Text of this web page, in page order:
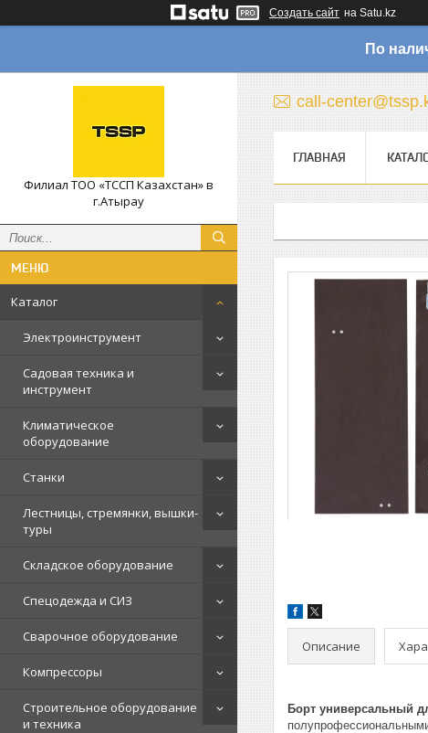
Создать сайт на Satu.kz
По
Филиал ТОО «ТССП Казахстан» в
г.Атырау
Каталог
Электроинструмент
Садовая техника и
инструмент
Климатическое
оборудование
Станки
Лестницы, стремянки, вышки-
туры
Складское оборудование
Спецодежда и СИЗ
Сварочное оборудование
Компрессоры
Строительное оборудование
и техника
call-
ГЛАВНАЯ
Описание
Борт универсальный